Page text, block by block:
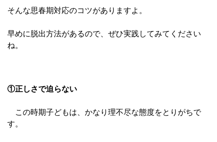
そんな思春期対応のコツがありますよ。
早めに脱出方法があるので、ぜひ実践してみてください
ね。
①正しさで迫らない
この時期子どもは、かなり理不尽な態度をとりがちで
す。